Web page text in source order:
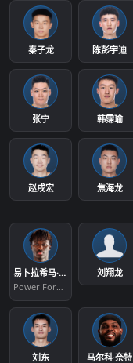
秦子龙 陈彭宇迪
张宁 韩霈瑜
赵戌宏 焦海龙
易卜拉希马·法耶
Power Forward
刘翔龙
刘东
马尔科·奈特